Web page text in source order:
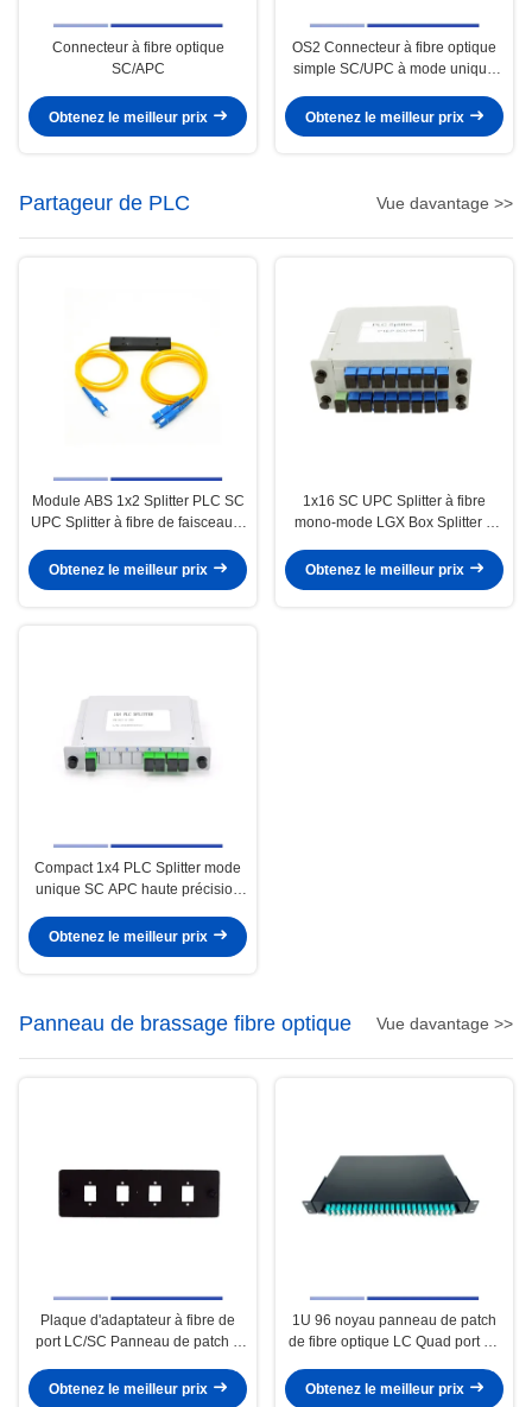
Connecteur à fibre optique
SC/APC
Obtenez le meilleur prix
OS2 Connecteur à fibre optique
simple SC/UPC à mode unique
Obtenez le meilleur prix
Partageur de PLC Vue davantage >>
Module ABS 1x2 Splitter PLC SC
UPC Splitter à fibre de faisceau à
Obtenez le meilleur prix
1x16 SC UPC Splitter à fibre
mono-mode LGX Box Splitter à
Obtenez le meilleur prix
Compact 1x4 PLC Splitter mode
unique SC APC haute précision
Obtenez le meilleur prix
Panneau de brassage fibre optique Vue davantage >>
Plaque d'adaptateur à fibre de
port LC/SC Panneau de patch à
précision
Obtenez le meilleur prix
1U 96 noyau panneau de patch
de fibre optique LC Quad port 19
Quad Adapter
Obtenez le meilleur prix